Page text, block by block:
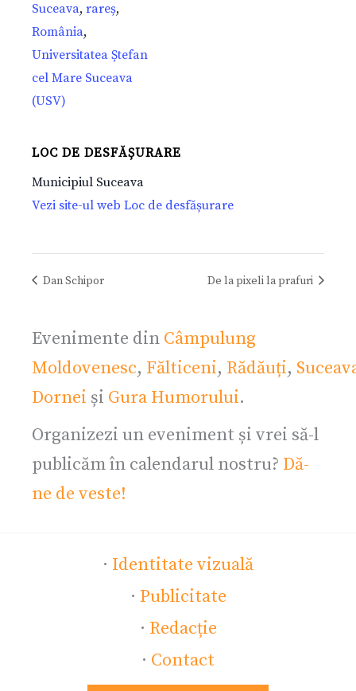
Suceava, rareș,
România,
Universitatea Ștefan
cel Mare Suceava
(USV)
LOC DE DESFĂȘURARE
Municipiul Suceava
Vezi site-ul web Loc de desfășurare
Dan Schipor De la pixeli la prafuri
Evenimente din Câmpulung
Moldovenesc, Fălticeni, Rădăuți,
Dornei și Gura Humorului.
Organizezi un eveniment și vrei să-l
publicăm în calendarul nostru? Dă-
ne de veste!
· Identitate vizuală
· Publicitate
· Redacție
· Contact